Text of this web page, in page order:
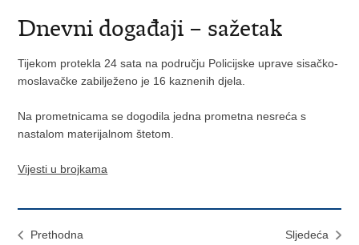
​Dnevni događaji – sažetak
Tijekom protekla 24 sata na području Policijske uprave sisačko-
moslavačke zabilježeno je 16 kaznenih djela.
Na prometnicama se dogodila jedna prometna nesreća s
nastalom materijalnom štetom.
Vijesti u brojkama
Prethodna
Sljedeća